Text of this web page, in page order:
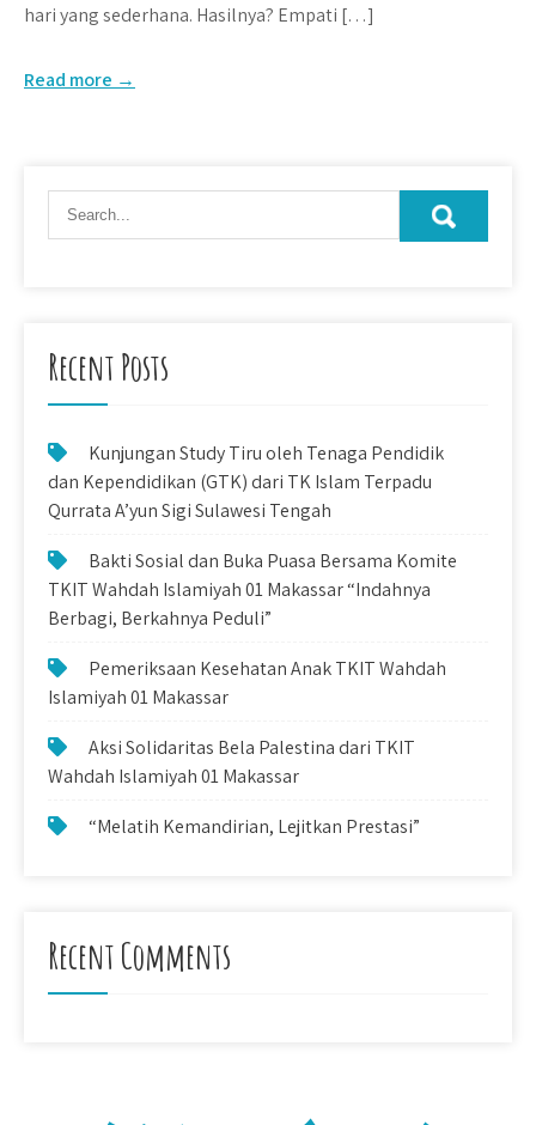
hari yang sederhana. Hasilnya? Empati […]
Read more →
Recent Posts
Kunjungan Study Tiru oleh Tenaga Pendidik
dan Kependidikan (GTK) dari TK Islam Terpadu
Qurrata A’yun Sigi Sulawesi Tengah
Bakti Sosial dan Buka Puasa Bersama Komite
TKIT Wahdah Islamiyah 01 Makassar “Indahnya
Berbagi, Berkahnya Peduli”
Pemeriksaan Kesehatan Anak TKIT Wahdah
Islamiyah 01 Makassar
Aksi Solidaritas Bela Palestina dari TKIT
Wahdah Islamiyah 01 Makassar
“Melatih Kemandirian, Lejitkan Prestasi”
Recent Comments